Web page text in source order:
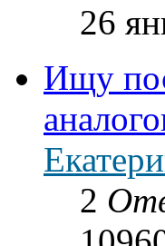
26
Ищу
2